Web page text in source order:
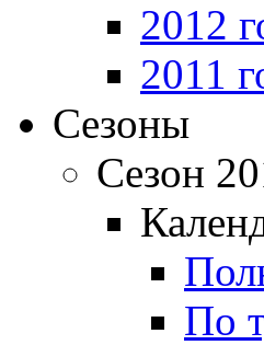
2012
2011
Сезоны
Сезон
По